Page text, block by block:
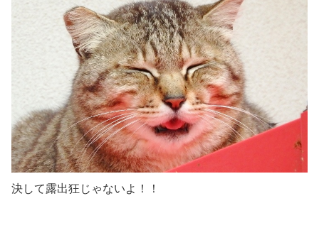
決して露出狂じゃないよ！！